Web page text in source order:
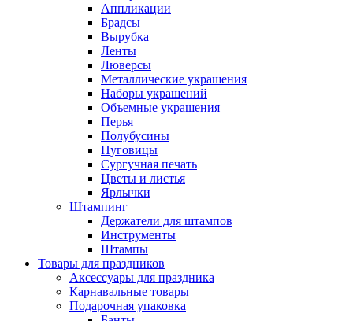
Аппликации
Брадсы
Вырубка
Ленты
Люверсы
Металлические украшения
Наборы украшений
Объемные украшения
Перья
Полубусины
Пуговицы
Сургучная печать
Цветы и листья
Ярлычки
Штампинг
Держатели для штампов
Инструменты
Штампы
Товары для праздников
Аксессуары для праздника
Карнавальные товары
Подарочная упаковка